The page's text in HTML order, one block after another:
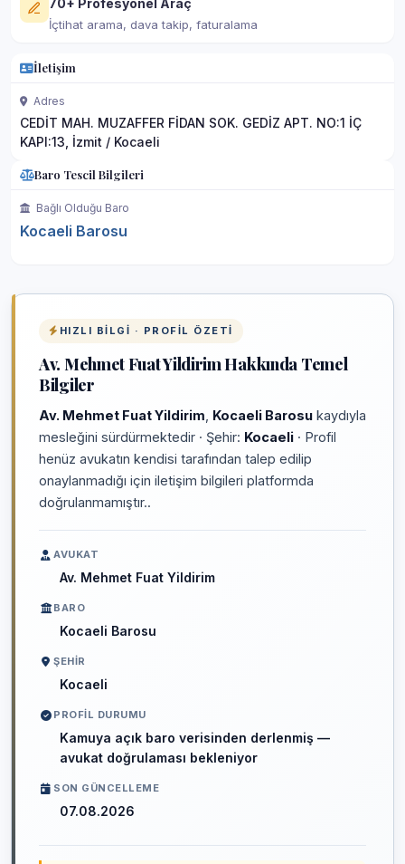
70+ Profesyonel Araç
İçtihat arama, dava takip, faturalama
İletişim
Adres
CEDİT MAH. MUZAFFER FİDAN SOK. GEDİZ APT. NO:1 İÇ
KAPI:13, İzmit / Kocaeli
Baro Tescil Bilgileri
Bağlı Olduğu Baro
Kocaeli Barosu
HIZLI BILGI · PROFIL ÖZETI
Av. Mehmet Fuat Yildirim Hakkında Temel
Bilgiler
Av. Mehmet Fuat Yildirim Kocaeli Barosu kaydıyla
mesleğini sürdürmektedir · Şehir: Kocaeli · Profil
henüz avukatın kendisi tarafından talep edilip
onaylanmadığı için iletişim bilgileri platformda
doğrulanmamıştır..
AVUKAT
Av. Mehmet Fuat Yildirim
BARO
Kocaeli Barosu
ŞEHIR
Kocaeli
PROFIL DURUMU
Kamuya açık baro verisinden derlenmiş —
avukat doğrulaması bekleniyor
SON GÜNCELLEME
07.08.2026